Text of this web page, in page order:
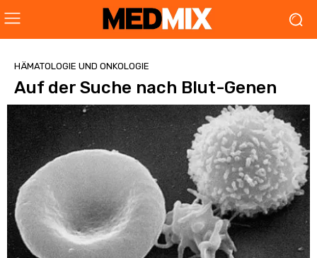
HÄMATOLOGIE UND ONKOLOGIE
Auf der Suche nach Blut-Genen